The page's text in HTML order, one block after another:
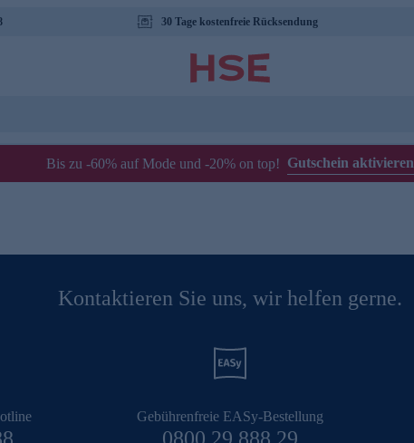
30 Tage kostenfreie Rücksendung
Bis zu -60% auf Mode und -20% on top! Gutschein aktivieren
Kontaktieren Sie uns, wir helfen gerne.
Gebührenfreie EASy-Bestellung